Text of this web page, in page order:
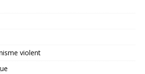
violent